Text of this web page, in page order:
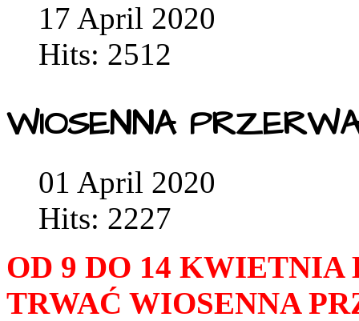
17 April 2020
Hits: 2512
WIOSENNA
01 April 2020
Hits: 2227
OD 9 DO 14
TRWAĆ WIOSENNA